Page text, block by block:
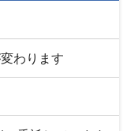
わります